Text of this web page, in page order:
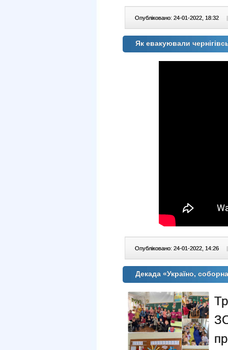
Опубліковано: 24-01-2022, 18:32 |
Як евакуювали
Опубліковано: 24-01-2022, 14:26 |
Декада «Україно,